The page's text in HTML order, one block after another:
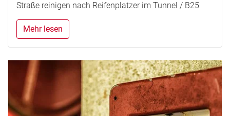
Straße reinigen nach Reifenplatzer im Tunnel / B25
Mehr lesen